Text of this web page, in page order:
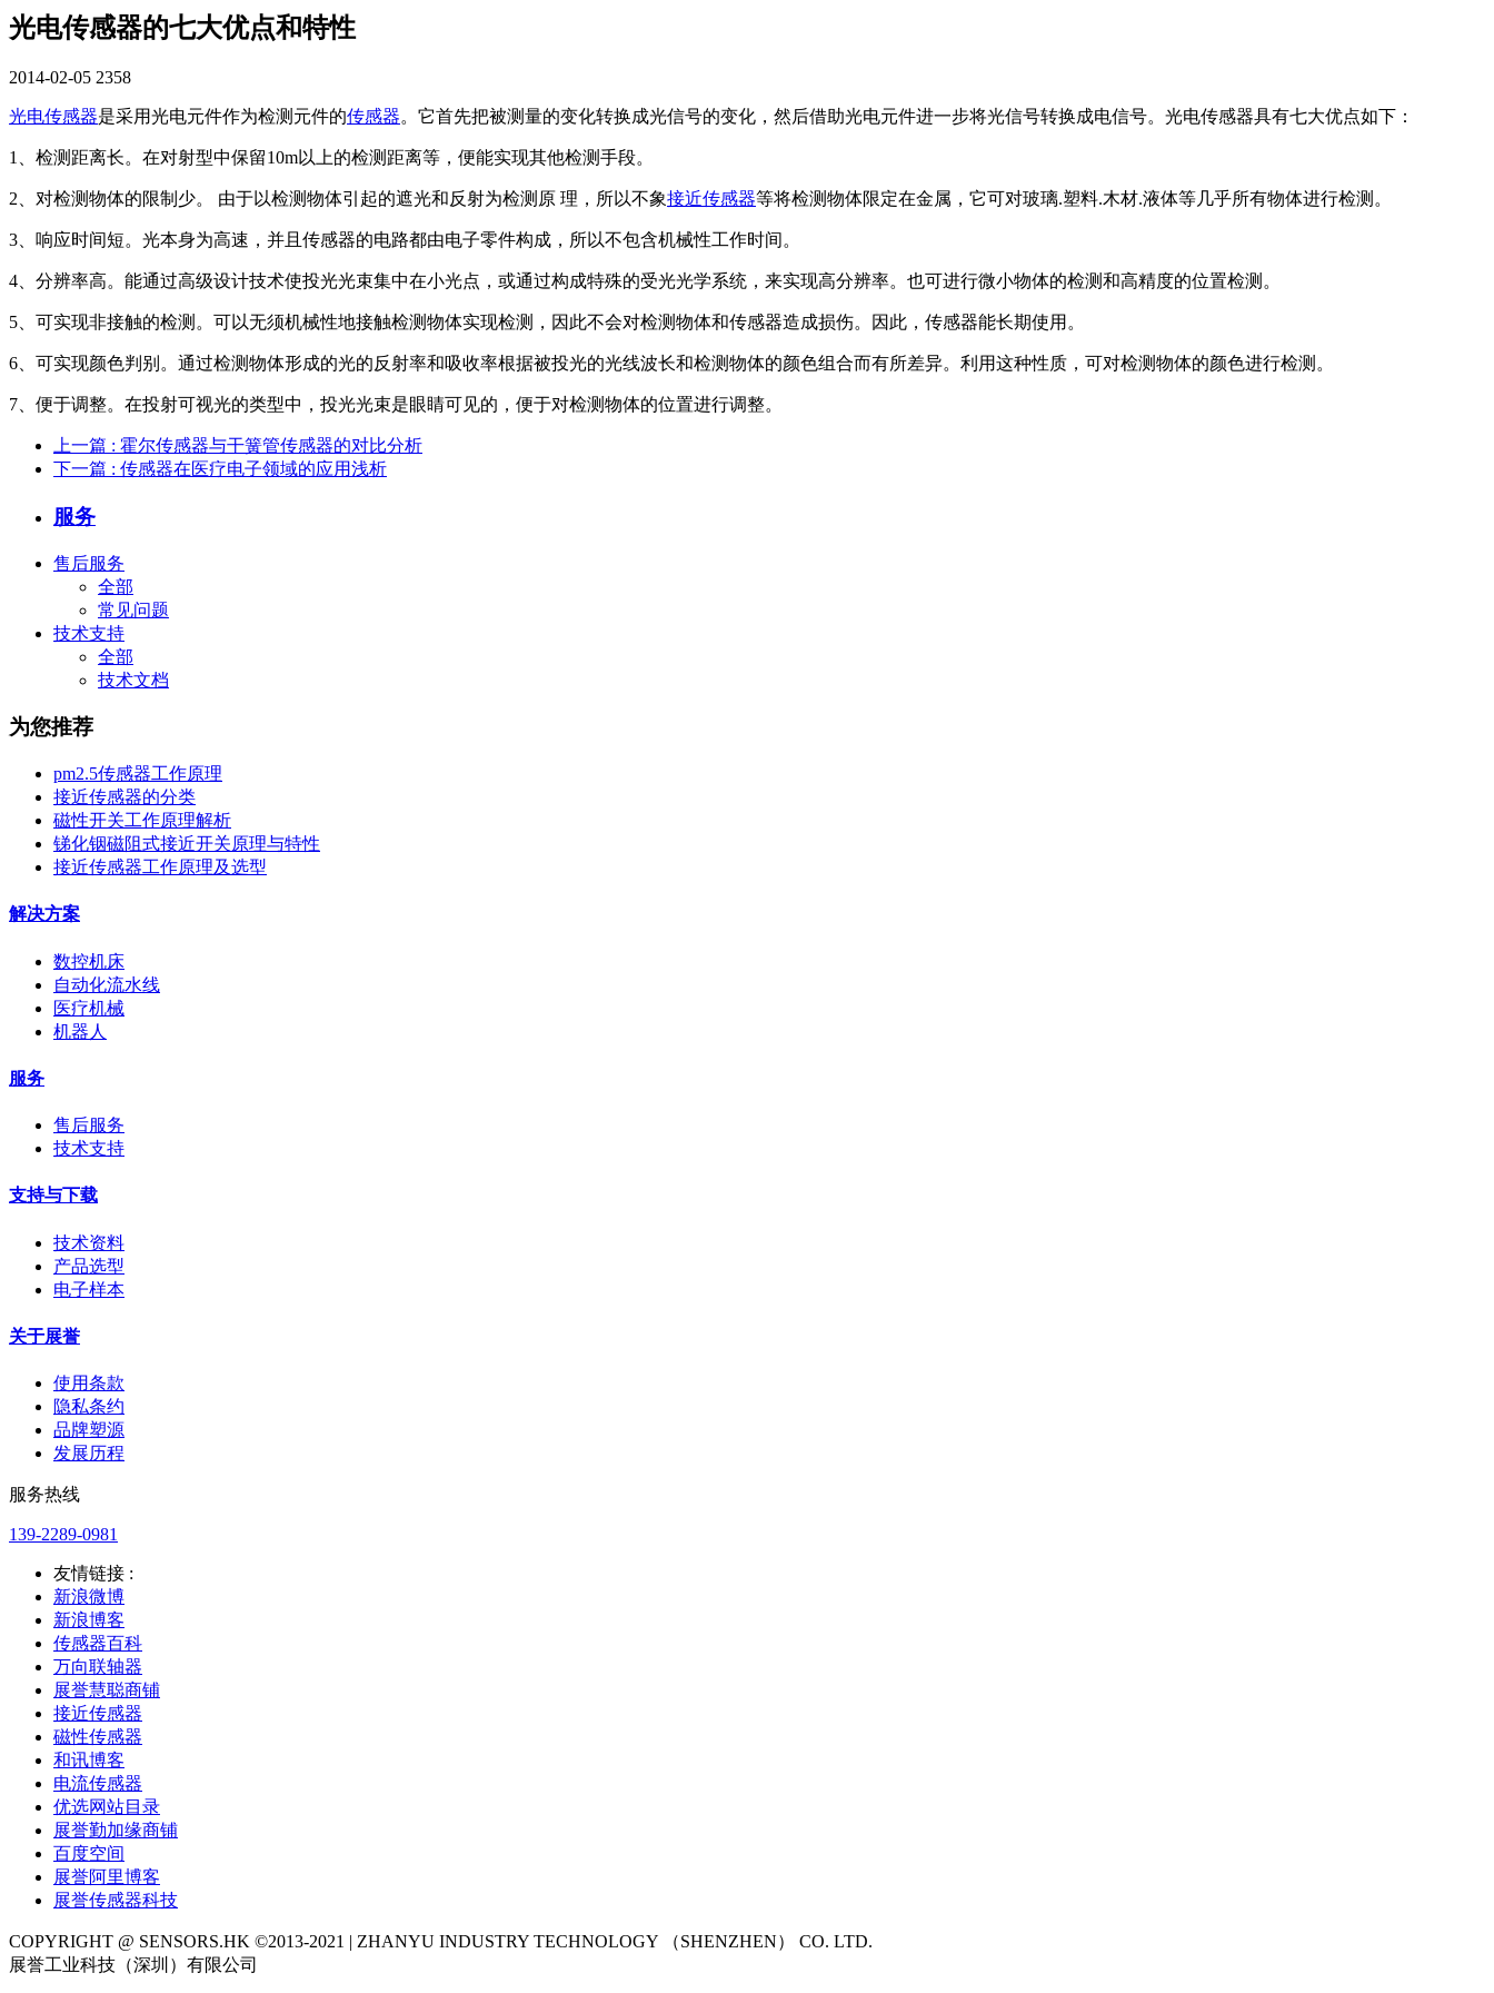
光电传感器的七大优点和特性
2014-02-05 2358
光电传感器是采用光电元件作为检测元件的传感器。它首先把被测量的变化转换成光信号的变化，然后借助光电元件进一步将光信号转换成电信号。光电传感器具有七大优点如下：
1、检测距离长。在对射型中保留10m以上的检测距离等，便能实现其他检测手段。
2、对检测物体的限制少。 由于以检测物体引起的遮光和反射为检测原 理，所以不象接近传感器等将检测物体限定在金属，它可对玻璃.塑料.木材.液体等几乎所有物体进行检测。
3、响应时间短。光本身为高速，并且传感器的电路都由电子零件构成，所以不包含机械性工作时间。
4、分辨率高。能通过高级设计技术使投光光束集中在小光点，或通过构成特殊的受光光学系统，来实现高分辨率。也可进行微小物体的检测和高精度的位置检测。
5、可实现非接触的检测。可以无须机械性地接触检测物体实现检测，因此不会对检测物体和传感器造成损伤。因此，传感器能长期使用。
6、可实现颜色判别。通过检测物体形成的光的反射率和吸收率根据被投光的光线波长和检测物体的颜色组合而有所差异。利用这种性质，可对检测物体的颜色进行检测。
7、便于调整。在投射可视光的类型中，投光光束是眼睛可见的，便于对检测物体的位置进行调整。
上一篇 : 霍尔传感器与干簧管传感器的对比分析
下一篇 : 传感器在医疗电子领域的应用浅析
服务
售后服务
全部
常见问题
技术支持
全部
技术文档
为您推荐
pm2.5传感器工作原理
接近传感器的分类
磁性开关工作原理解析
锑化铟磁阻式接近开关原理与特性
接近传感器工作原理及选型
解决方案
数控机床
自动化流水线
医疗机械
机器人
服务
售后服务
技术支持
支持与下载
技术资料
产品选型
电子样本
关于展誉
使用条款
隐私条约
品牌塑源
发展历程
服务热线
139-2289-0981
友情链接 :
新浪微博
新浪博客
传感器百科
万向联轴器
展誉慧聪商铺
接近传感器
磁性传感器
和讯博客
电流传感器
优选网站目录
展誉勤加缘商铺
百度空间
展誉阿里博客
展誉传感器科技
COPYRIGHT @ SENSORS.HK ©2013-2021 | ZHANYU INDUSTRY TECHNOLOGY （SHENZHEN） CO. LTD.
展誉工业科技（深圳）有限公司